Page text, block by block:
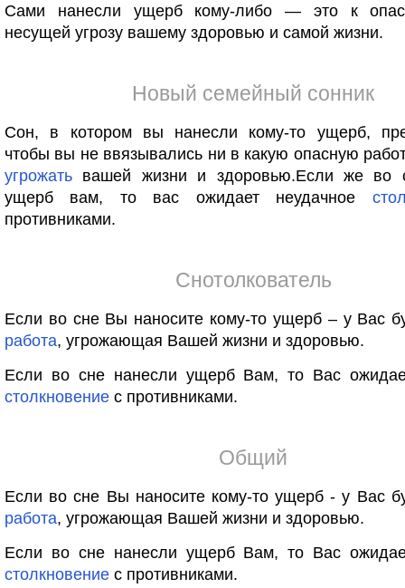
Сами нанесли ущерб кому-либо — это к
несущей угрозу вашему здоровью и самой жизни.
Новый семейный сонник
Сон, в котором вы нанесли кому-то ущерб,
чтобы вы не ввязывались ни в какую опасную
угрожать вашей жизни и здоровью.Если же во
ущерб вам, то вас ожидает неудачное
противниками.
Снотолкователь
Если во сне Вы наносите кому-то ущерб – у Вас
работа, угрожающая Вашей жизни и здоровью.
Если во сне нанесли ущерб Вам, то Вас
столкновение с противниками.
Общий
Если во сне Вы наносите кому-то ущерб - у Вас
работа, угрожающая Вашей жизни и здоровью.
Если во сне нанесли ущерб Вам, то Вас
столкновение с противниками.